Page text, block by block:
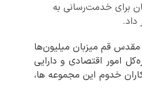
برای خدمت‌رسانی به
اظهار کرد: در روز تاریخی ۱۶ تیر ماه که شهر مقدس قم میزبان میلیون‌ها
امور اقتصادی و دارایی
خدوم این مجموعه ها،